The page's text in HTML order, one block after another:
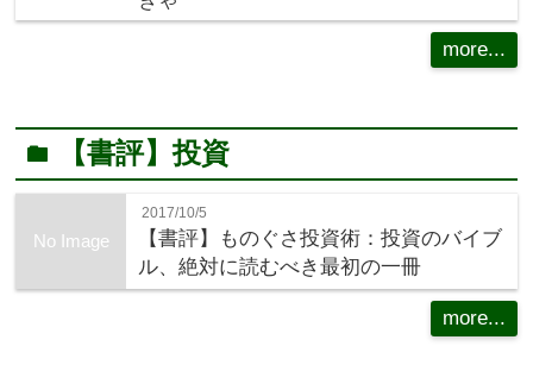
more...
folder 【書評】投資
No Image
2017/10/5
【書評】ものぐさ投資術：投資のバイブ
ル、絶対に読むべき最初の一冊
more...